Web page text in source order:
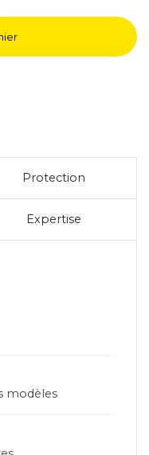
Protection
Expertise
modèles